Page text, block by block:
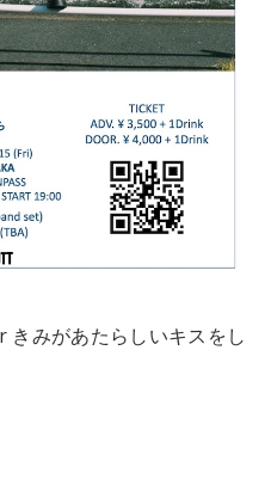
きみがあたらしいキスをし